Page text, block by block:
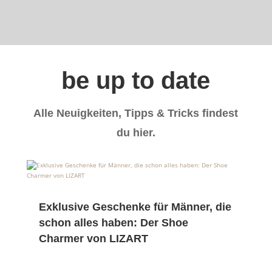
be up to date
Alle Neuigkeiten, Tipps & Tricks findest
du hier.
Exklusive Geschenke für Männer, die
schon alles haben: Der Shoe
Charmer von LIZART